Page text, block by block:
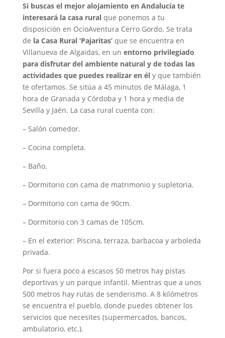
Si buscas el mejor alojamiento en Andalucía te
interesará la casa ruralque ponemos a tu
disposición en OcioAventura Cerro Gordo. Se trata
de la Casa Rural ‘Pajaritas’que se encuentra en
Villanueva de Algaidas, en un entorno privilegiado
para disfrutar del ambiente natural y de todas las
actividades que puedes realizar en ély que también
te ofertamos. Se sitúa a 45 minutos de Málaga, 1
hora de Granada y Córdoba y 1 hora y media de
Sevilla y Jaén. La casa rural cuenta con:
– Salón comedor.
– Cocina completa.
– Baño.
– Dormitorio con cama de matrimonio y supletoria.
– Dormitorio con cama de 90cm.
– Dormitorio con 3 camas de 105cm.
– En el exterior: Piscina, terraza, barbacoa y arboleda
privada.
Por si fuera poco a escasos 50 metros hay pistas
deportivas y un parque infantil. Mientras que a unos
500 metros hay rutas de senderismo. A 8 kilómetros
se encuentra el pueblo, donde puedes obtener los
servicios que necesites (supermercados, bancos,
ambulatorio, etc.).